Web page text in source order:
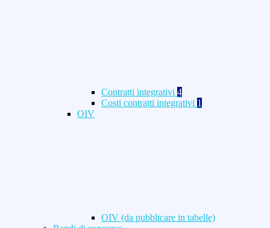
Contratti integrativi 4
Costi contratti integrativi 1
OIV
OIV (da pubblicare in tabelle)